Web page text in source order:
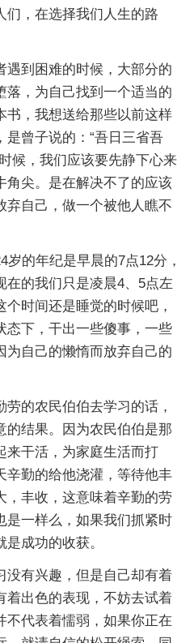
们，在选择我们人生的路
遇到困难的时候，大部分的
落，为自己找到一个适当的
书，我想送给那些以前这样
曾子说的：“吾日三省吾
候，我们应该要先静下心来
角尖。是在解决不了的应该
弃自己，做一个被他人瞧不
岁的年纪是早晨的7点12分，
在的我们只是凌晨4、5点左
时间还是睡觉的时候吧，
态下，干出一些傻事，一些
为自己的懒惰而放弃自己的
的农民伯伯去学习的话，
的结果。因为农民伯伯是那
来干活，为家庭生活而打
辛勤的给他浇灌，等待他丰
，丰收，这意味着辛勤的劳
是一样么，如果我们抓紧时
成功的收获。
没有兴趣，但是自己却有着
着出色的表现，不妨去试着
不代表着懦弱，如果你正在